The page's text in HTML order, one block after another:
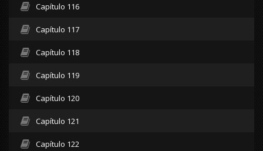
Capítulo 116
Capítulo 117
Capítulo 118
Capítulo 119
Capítulo 120
Capítulo 121
Capítulo 122